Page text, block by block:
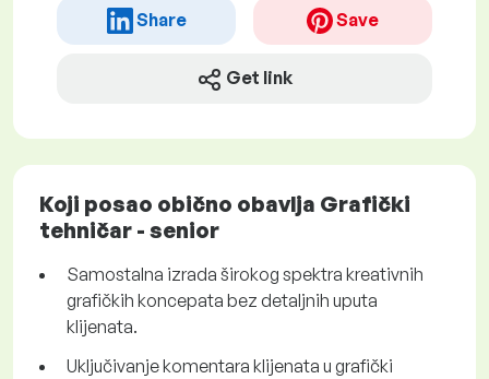
Share Save
Get link
Koji posao obično obavlja Grafički
tehničar - senior
Samostalna izrada širokog spektra kreativnih
grafičkih koncepata bez detaljnih uputa
klijenata.
Uključivanje komentara klijenata u grafički